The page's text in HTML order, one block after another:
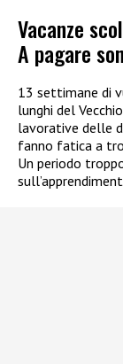
Vacanze
A pagare
13 settimane di
lunghi del
lavorative delle
fanno fatica a
Un periodo